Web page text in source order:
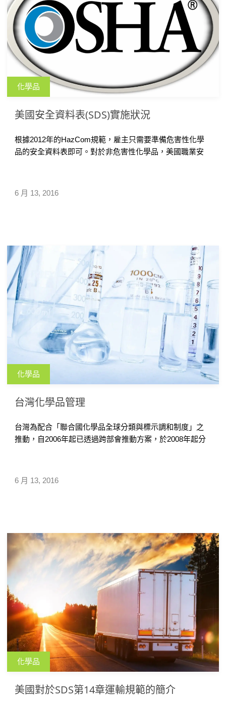
化學品
美國安全資料表(SDS)實施狀況
6 月 13, 2016
根據2012年的HazCom規範，雇主只需要準備危害性化學
品的安全資料表即可。對於非危害性化學品，美國職業安
化學品
台灣化學品管理
6 月 13, 2016
台灣為配合「聯合國化學品全球分類與標示調和制度」之
推動，自2006年起已透過跨部會推動方案，於2008年起分
化學品
美國對於SDS第14章運輸規範的簡介